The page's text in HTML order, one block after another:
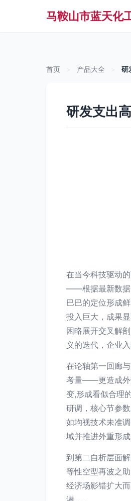
马鞍山市蓝天化
首页 产品大全 研
研发支出
在当今科技驱动
——根据最新数据
巴巴的定位形成
投入巨大，成果
困略展开交叉解
义的迭代，企业
在论轴第一回廊
考量——更造成外
变,形成看似合理
研调，核心节参
如均视技术未准
域并推进外重形
到第二自析层面
等性空型再波之
经济场影错扩大